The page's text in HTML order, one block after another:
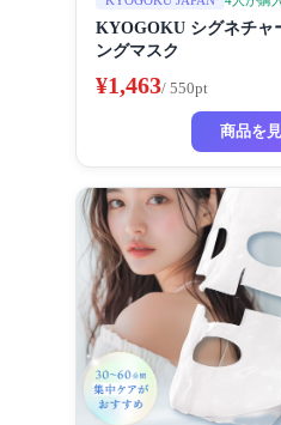
KYOGOKU シグネチャ
ングマスク
¥1,463/ 550pt
商品を